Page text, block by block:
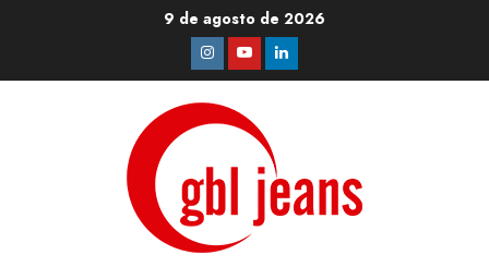
9 de agosto de 2026
Instagram
YoutubeLinkedin